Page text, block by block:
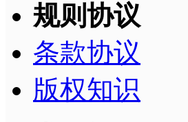
规则协议
条款协议
版权知识